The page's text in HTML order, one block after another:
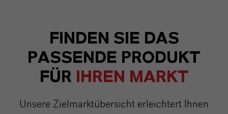
FINDEN SIE DAS
PASSENDE PRODUKT
FÜR IHREN MARKT
Unsere Zielmarktübersicht erleichtert Ihnen